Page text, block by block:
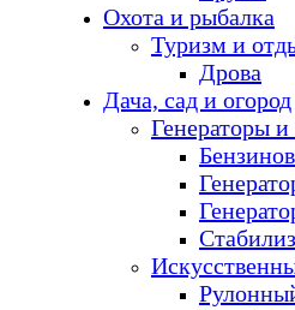
Охота и рыбалка
Туризм и
Дрова
Дача, сад и огород
Генераторы